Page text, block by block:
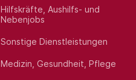
Hilfskräfte, Aushilfs- und
Nebenjobs
Sonstige Dienstleistungen
Medizin, Gesundheit, Pflege